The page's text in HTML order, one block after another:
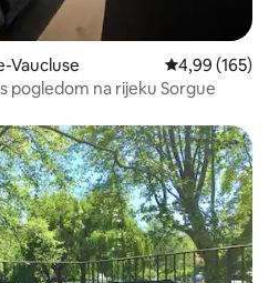
Vaucluse Prosječna
4,99 (165)
pogledom na rijeku Sorgue
s oznakom „Odabrali gosti”